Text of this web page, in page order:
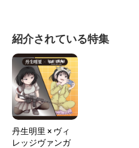
紹介されている特集
丹生明里 × ヴィ
レッジヴァンガ